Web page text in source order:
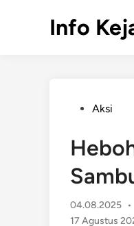
Info
PostedAksi
04.08.2025 •
17 Agustus